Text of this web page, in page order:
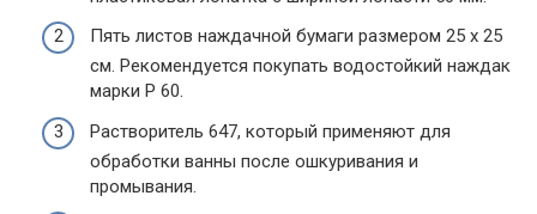
Пять листов наждачной бумаги размером 25 х 25
см. Рекомендуется покупать водостойкий наждак
марки P 60.
Растворитель 647, который применяют для
обработки ванны после ошкуривания и
промывания.